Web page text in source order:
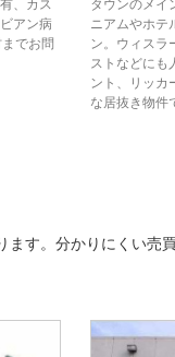
、カス
アン病
でお問
タウンのメイ
ニアムやホテ
ン。ウィスラ
ストなどにも
ント、リッカ
な居抜き物件
す。分かりにくい売